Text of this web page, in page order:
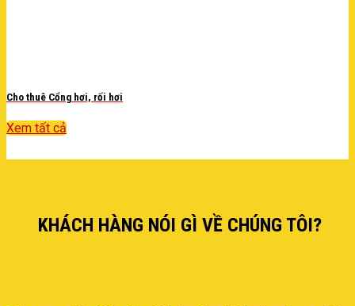
Cho thuê Cổng hơi, rối hơi
Xem tất cả
KHÁCH HÀNG NÓI GÌ VỀ CHÚNG TÔI?